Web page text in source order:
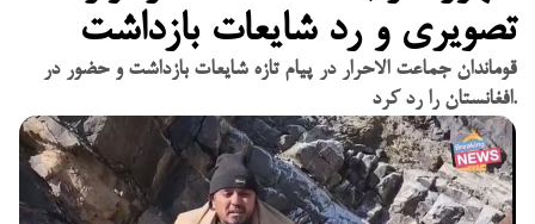
تصویری و رد شایعات بازداشت
قوماندان جماعت الاحرار در پیام تازه شایعات بازداشت و حضور در
افغانستان را رد کرد.